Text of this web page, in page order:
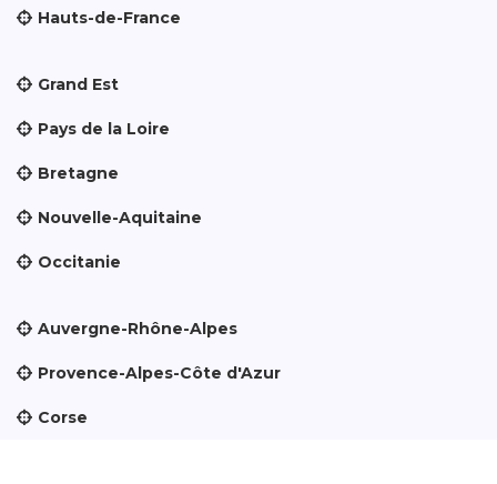
Hauts-de-France
Grand Est
Pays de la Loire
Bretagne
Nouvelle-Aquitaine
Occitanie
Auvergne-Rhône-Alpes
Provence-Alpes-Côte d'Azur
Corse